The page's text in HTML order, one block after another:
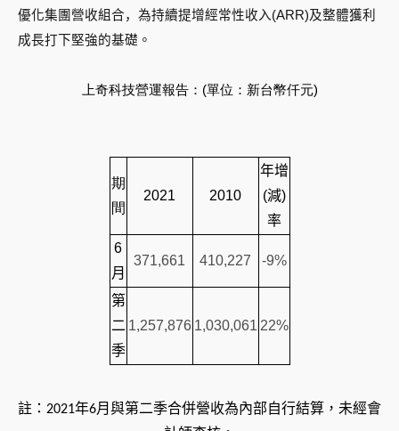
優化集團營收組合，為持續提增經常性收入(ARR)及整體獲利
成長打下堅強的基礎 。
上奇科技營運報告： (單位：新台幣仟元)
期
間
2021 2010
年增
(減)
率
6
月
371,661 410,227 -9%
第
二
季
1,257,876 1,030,061 22%
註： 2021年6月與第二季合併營收為內部自行結算，未經會